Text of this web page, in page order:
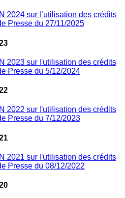
2024 sur l’utilisation des crédits
Presse du 27/11/2025
2023 sur l'utilisation des crédits
Presse du 5/12/2024
2022 sur l'utilisation des crédits
Presse du 7/12/2023
2021 sur l'utilisation des crédits
Presse du 08/12/2022